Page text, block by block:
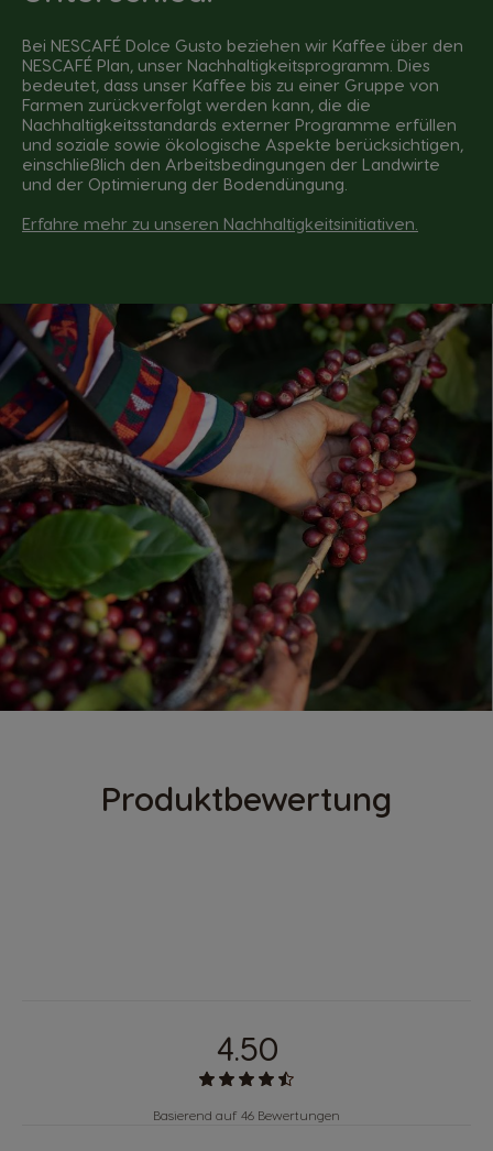
Bei NESCAFÉ Dolce Gusto beziehen wir Kaffee über den
NESCAFÉ Plan, unser Nachhaltigkeitsprogramm. Dies
bedeutet, dass unser Kaffee bis zu einer Gruppe von
Farmen zurückverfolgt werden kann, die die
Nachhaltigkeitsstandards externer Programme erfüllen
und soziale sowie ökologische Aspekte berücksichtigen,
einschließlich den Arbeitsbedingungen der Landwirte
und der Optimierung der Bodendüngung.
Erfahre mehr zu unseren Nachhaltigkeitsinitiativen
Produktbewertung
4.50
Basierend auf 46 Bewertungen